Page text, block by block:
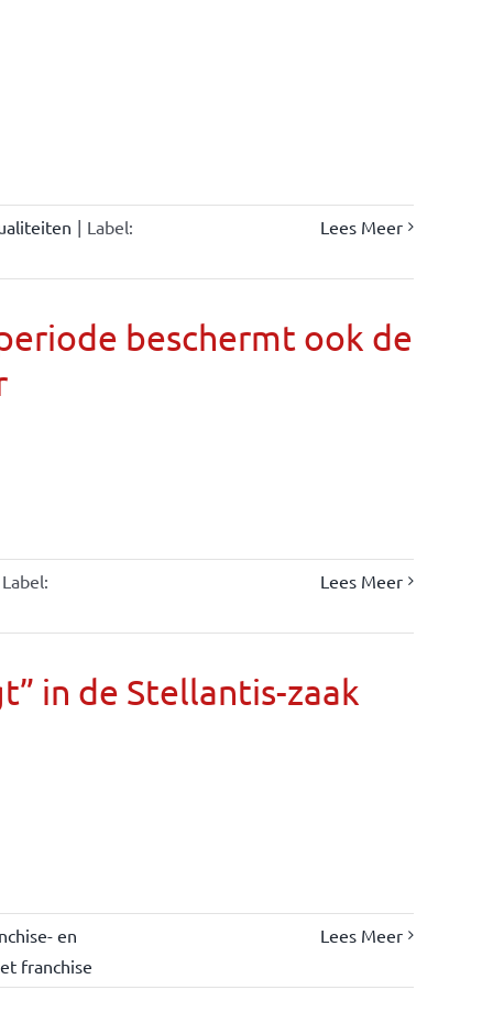
| Label:
Lees Meer
beschermt ook de
Label:
Lees Meer
in de Stellantis-zaak
en
franchise
Lees Meer